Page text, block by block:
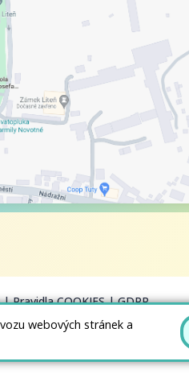
|Pravidla COOKIES|GDPR
webových stránek a